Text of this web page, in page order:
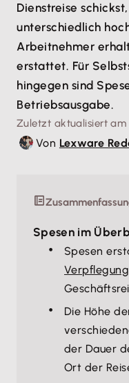
Dienstreise
unterschiedlich
Arbeitnehmer
erstattet. Für
hingegen sind
Betriebsausgabe.
Zuletzt aktualisiert am
Von Lexware
Spesen im
Spesen
Die Höhe
der Dauer
Ort der